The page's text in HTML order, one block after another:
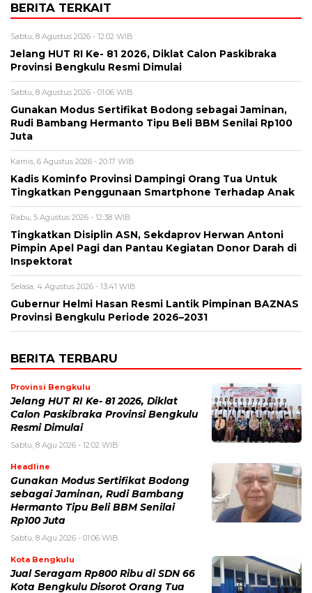
BERITA TERKAIT
Sabtu, 8 Agustus 2026 - 12:02 WIB
Jelang HUT RI Ke- 81 2026, Diklat Calon Paskibraka
Provinsi Bengkulu Resmi Dimulai
Sabtu, 8 Agustus 2026 - 01:06 WIB
Gunakan Modus Sertifikat Bodong sebagai Jaminan,
Rudi Bambang Hermanto Tipu Beli BBM Senilai Rp100
Juta
Kamis, 6 Agustus 2026 - 20:17 WIB
Kadis Kominfo Provinsi Dampingi Orang Tua Untuk
Tingkatkan Penggunaan Smartphone Terhadap Anak
Rabu, 5 Agustus 2026 - 12:38 WIB
Tingkatkan Disiplin ASN, Sekdaprov Herwan Antoni
Pimpin Apel Pagi dan Pantau Kegiatan Donor Darah di
Inspektorat
Selasa, 4 Agustus 2026 - 13:41 WIB
Gubernur Helmi Hasan Resmi Lantik Pimpinan BAZNAS
Provinsi Bengkulu Periode 2026–2031
BERITA TERBARU
Provinsi Bengkulu
Jelang HUT RI Ke- 81 2026, Diklat
Calon Paskibraka Provinsi Bengkulu
Resmi Dimulai
Sabtu, 8 Agu 2026 - 12:02 WIB
Headline
Gunakan Modus Sertifikat Bodong
sebagai Jaminan, Rudi Bambang
Hermanto Tipu Beli BBM Senilai
Rp100 Juta
Sabtu, 8 Agu 2026 - 01:06 WIB
Kota Bengkulu
Jual Seragam Rp800 Ribu di SDN 66
Kota Bengkulu Disorot Orang Tua